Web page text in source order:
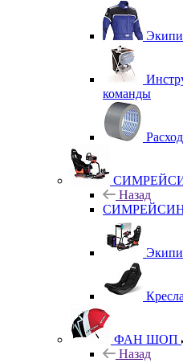
команды
Назад
ФАН ШОП
Назад